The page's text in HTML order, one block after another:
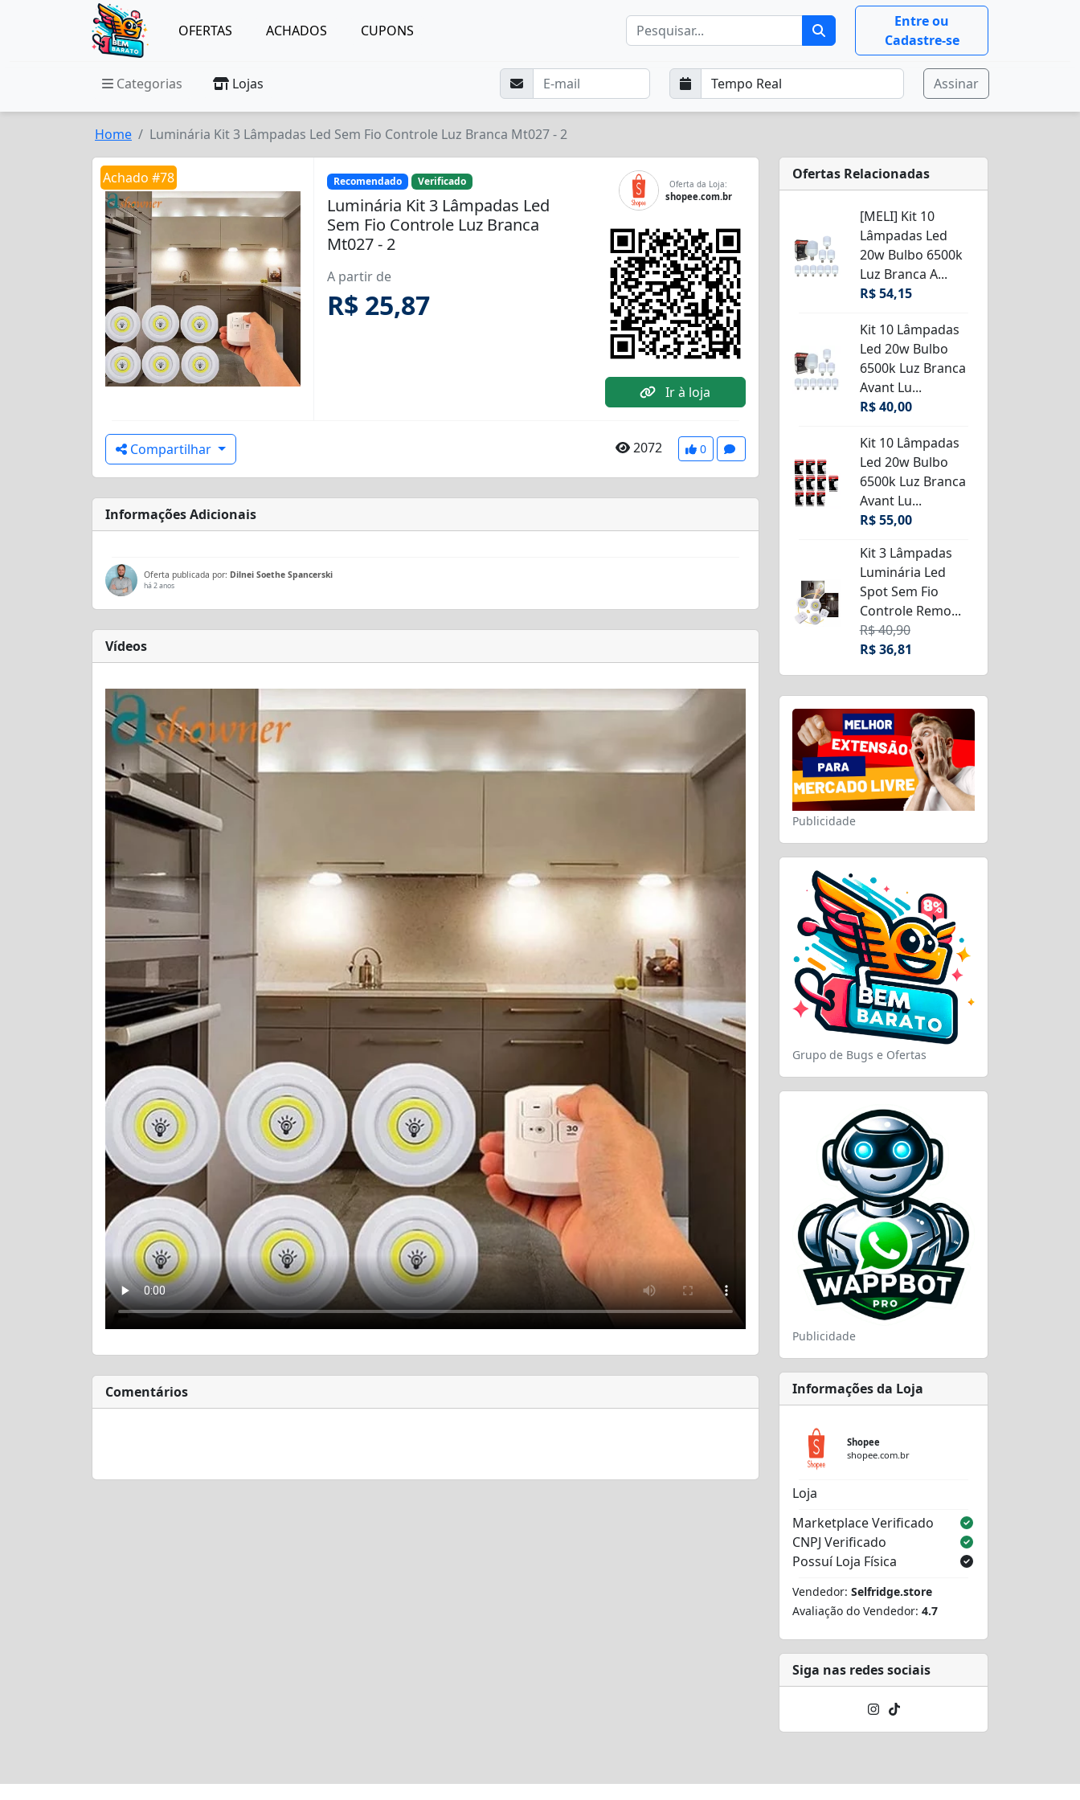
OFERTAS ACHADOS CUPONS
Entre ou
Cadastre-se
Categorias Lojas Assinar
Home Luminária Kit 3 Lâmpadas Led Sem Fio Controle Luz Branca Mt027 - 2
Achado #78 Recomendado Verificado
Luminária Kit 3 Lâmpadas Led
Sem Fio Controle Luz Branca
Mt027 - 2
A partir de
R$ 25,87
Oferta da Loja:
shopee.com.br
Ir à loja
Compartilhar 2072 0
Informações Adicionais
Oferta publicada por: Dilnei Soethe Spancerski
há 2 anos
Vídeos
Comentários
Ofertas Relacionadas
[MELI] Kit 10
Lâmpadas Led
20w Bulbo 6500k
Luz Branca A...
R$ 54,15
Kit 10 Lâmpadas
Led 20w Bulbo
6500k Luz Branca
Avant Lu...
R$ 40,00
Kit 10 Lâmpadas
Led 20w Bulbo
6500k Luz Branca
Avant Lu...
R$ 55,00
Kit 3 Lâmpadas
Luminária Led
Spot Sem Fio
Controle Remo...
R$ 40,90
R$ 36,81
Publicidade
Grupo de Bugs e Ofertas
Publicidade
Informações da Loja
Shopee
shopee.com.br
Loja
Marketplace Verificado
CNPJ Verificado
Possuí Loja Física
Vendedor: Selfridge.store
Avaliação do Vendedor: 4.7
Siga nas redes sociais